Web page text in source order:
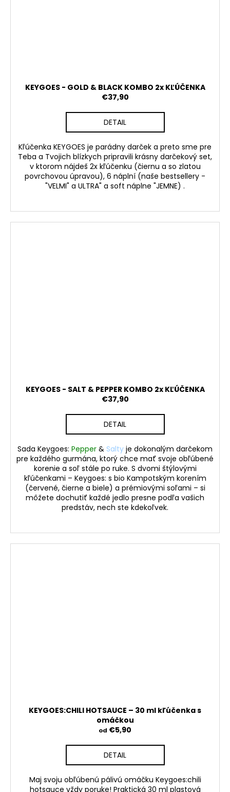
KEYGOES - GOLD & BLACK KOMBO 2x KĽÚČENKA
€37,90
DETAIL
Kľúčenka KEYGOES je parádny darček a preto sme pre
Teba a Tvojich blízkych pripravili krásny darčekový set,
v ktorom nájdeš 2x kľúčenku (čiernu a so zlatou
povrchovou úpravou), 6 náplní (naše bestsellery -
"VELMI" a ULTRA" a soft náplne "JEMNE) .
KEYGOES - SALT & PEPPER KOMBO 2x KĽÚČENKA
€37,90
DETAIL
Sada Keygoes: Pepper & Salty je dokonalým darčekom
pre každého gurmána, ktorý chce mať svoje obľúbené
korenie a soľ stále po ruke. S dvomi štýlovými
kľúčenkami – Keygoes: s bio Kampotským korením
(červené, čierne a biele) a prémiovými soľami – si
môžete dochutiť každé jedlo presne podľa vašich
predstáv, nech ste kdekoľvek.
KEYGOES:CHILI HOTSAUCE – 30 ml kľúčenka s
omáčkou
od €5,90
DETAIL
Maj svoju obľúbenú pálivú omáčku Keygoes:chili
hotsauce vždy poruke! Praktická 30 ml plastová